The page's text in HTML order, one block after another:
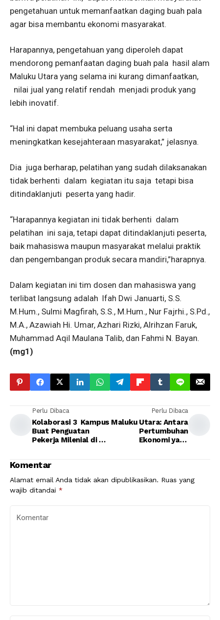
pengetahuan untuk memanfaatkan daging buah pala
agar bisa membantu ekonomi masyarakat.
Harapannya, pengetahuan yang diperoleh dapat
mendorong pemanfaatan daging buah pala hasil alam
Maluku Utara yang selama ini kurang dimanfaatkan,
nilai jual yang relatif rendah menjadi produk yang
lebih inovatif.
“Hal ini dapat membuka peluang usaha serta
meningkatkan kesejahteraan masyarakat,” jelasnya.
Dia juga berharap, pelatihan yang sudah dilaksanakan
tidak berhenti dalam kegiatan itu saja tetapi bisa
ditindaklanjuti peserta yang hadir.
“Harapannya kegiatan ini tidak berhenti dalam
pelatihan ini saja, tetapi dapat ditindaklanjuti peserta,
baik mahasiswa maupun masyarakat melalui praktik
dan pengembangan produk secara mandiri,”harapnya.
Dalam kegiatan ini tim dosen dan mahasiswa yang
terlibat langsung adalah lfah Dwi Januarti, S.S.
M.Hum., Sulmi Magfirah, S.S., M.Hum., Nur Fajrhi., S.Pd.,
M.A., Azawiah Hi. Umar, Azhari Rizki, Alrihzan Faruk,
Muhammad Aqil Maulana Talib, dan Fahmi N. Bayan.
(mg1)
Perlu Dibaca
Kolaborasi 3 Kampus
Buat Penguatan
Pekerja Milenial di
Perlu Dibaca
Maluku Utara: Antara
Pertumbuhan
Ekonomi yang
Komentar
Alamat email Anda tidak akan dipublikasikan. Ruas yang
wajib ditandai *